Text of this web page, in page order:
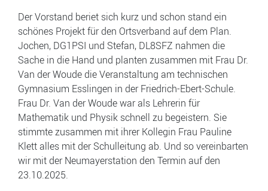
Der Vorstand beriet sich kurz und schon stand ein
schönes Projekt für den Ortsverband auf dem Plan.
Jochen, DG1PSI und Stefan, DL8SFZ nahmen die
Sache in die Hand und planten zusammen mit Frau Dr.
Van der Woude die Veranstaltung am technischen
Gymnasium Esslingen in der Friedrich-Ebert-Schule.
Frau Dr. Van der Woude war als Lehrerin für
Mathematik und Physik schnell zu begeistern. Sie
stimmte zusammen mit ihrer Kollegin Frau Pauline
Klett alles mit der Schulleitung ab. Und so vereinbarten
wir mit der Neumayerstation den Termin auf den
23.10.2025.